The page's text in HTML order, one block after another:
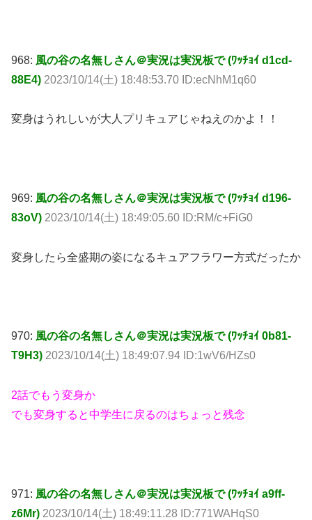
968: 風の谷の名無しさん＠実況は実況板で (ﾜｯﾁｮｲ d1cd-
88E4) 2023/10/14(土) 18:48:53.70 ID:ecNhM1q60
変身はうれしいが大人プリキュアじゃねえのかよ！！
969: 風の谷の名無しさん＠実況は実況板で (ﾜｯﾁｮｲ d196-
83oV) 2023/10/14(土) 18:49:05.60 ID:RM/c+FiG0
変身したら全盛期の姿になるキュアフラワー方式だったか
970: 風の谷の名無しさん＠実況は実況板で (ﾜｯﾁｮｲ 0b81-
T9H3) 2023/10/14(土) 18:49:07.94 ID:1wV6/HZs0
2話でもう変身か
でも変身すると中学生に戻るのはちょっと残念
971: 風の谷の名無しさん＠実況は実況板で (ﾜｯﾁｮｲ a9ff-
z6Mr) 2023/10/14(土) 18:49:11.28 ID:771WAHqS0